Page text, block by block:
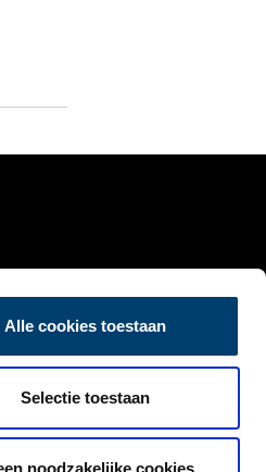
Alle cookies toestaan
Selectie toestaan
noodzakelijke cookies